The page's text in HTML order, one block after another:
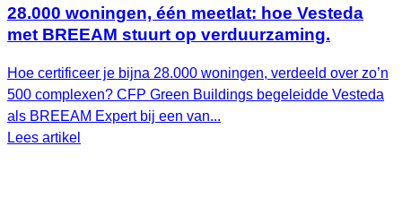
28.000 woningen, één meetlat: hoe Vesteda
met BREEAM stuurt op verduurzaming.
Hoe certificeer je bijna 28.000 woningen, verdeeld over zo’n
500 complexen? CFP Green Buildings begeleidde Vesteda
als BREEAM Expert bij een van...
Lees artikel